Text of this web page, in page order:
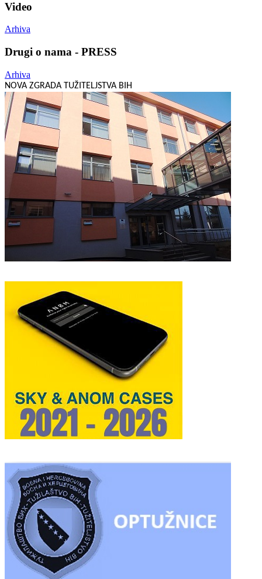
Video
Arhiva
Drugi o nama - PRESS
Arhiva
NOVA ZGRADA TUŽITELJSTVA BIH